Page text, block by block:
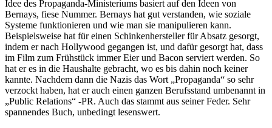
Idee des Propaganda-Ministeriums basiert auf den Ideen von
Bernays, fiese Nummer. Bernays hat gut verstanden, wie soziale
Systeme funktionieren und wie man sie manipulieren kann.
Beispielsweise hat für einen Schinkenhersteller für Absatz gesorgt,
indem er nach Hollywood gegangen ist, und dafür gesorgt hat, dass
im Film zum Frühstück immer Eier und Bacon serviert werden. So
hat er es in die Haushalte gebracht, wo es bis dahin noch keiner
kannte. Nachdem dann die Nazis das Wort „Propaganda“ so sehr
verzockt haben, hat er auch einen ganzen Berufsstand umbenannt in
„Public Relations“ -PR. Auch das stammt aus seiner Feder. Sehr
spannendes Buch, unbedingt lesenswert.